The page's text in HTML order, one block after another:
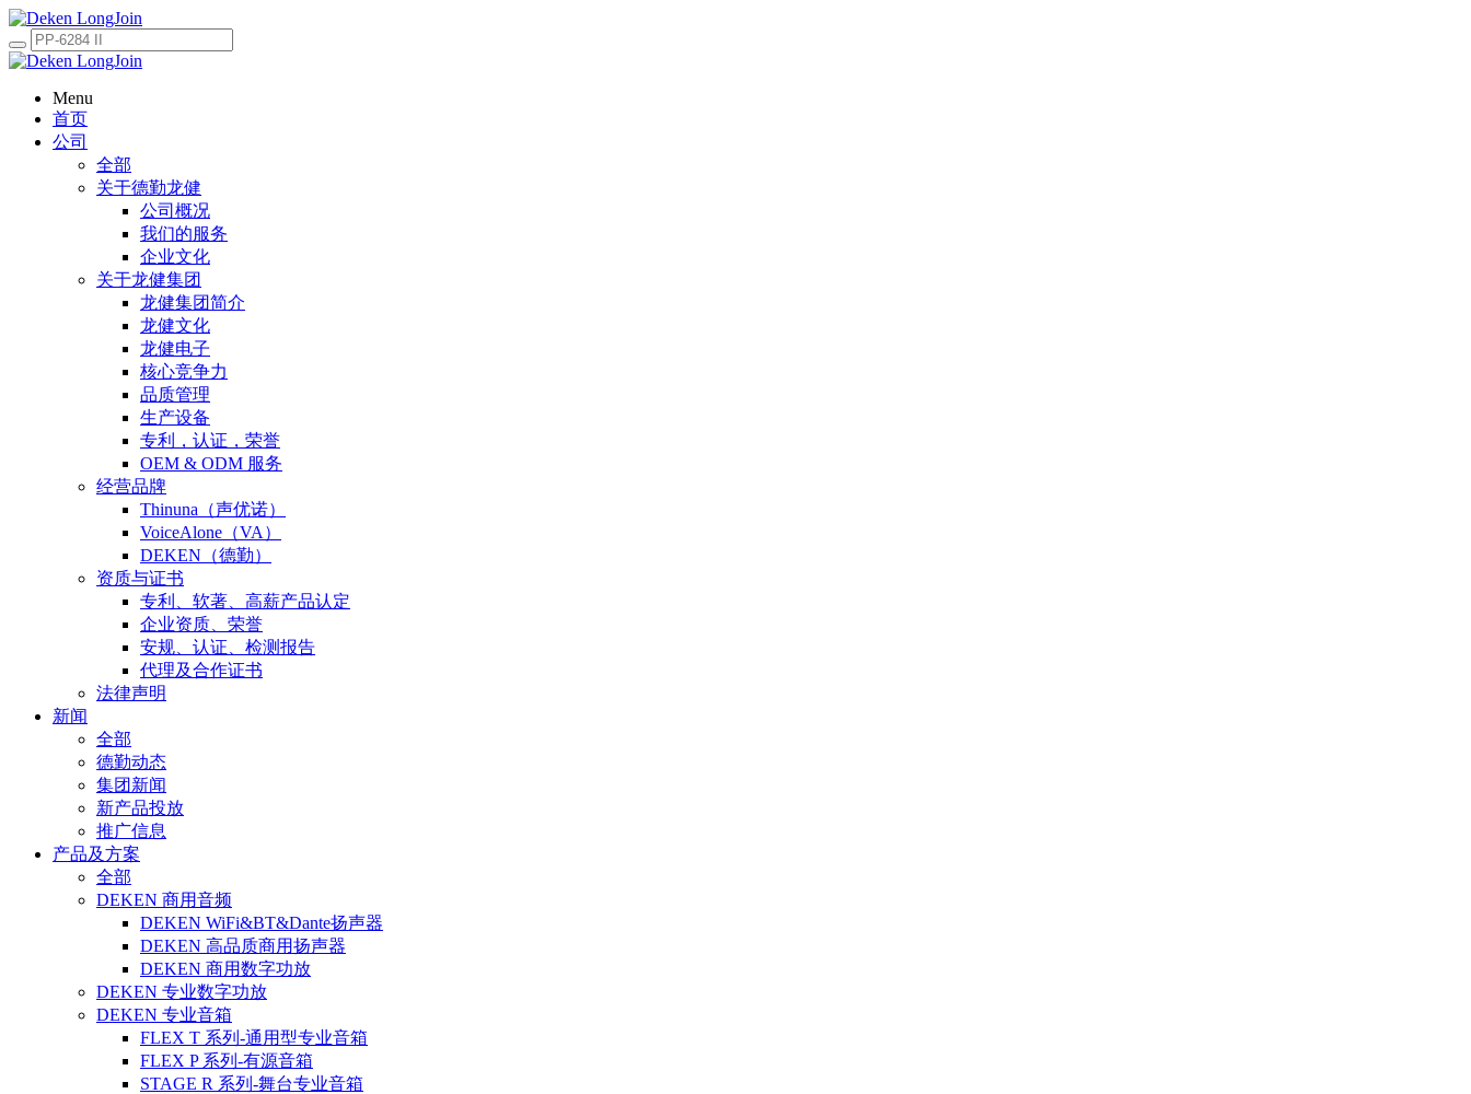
Menu
首页
公司
全部
关于德勤龙健
公司概况
我们的服务
企业文化
关于龙健集团
龙健集团简介
龙健文化
龙健电子
核心竞争力
品质管理
生产设备
专利，认证，荣誉
OEM & ODM 服务
经营品牌
Thinuna（声优诺）
VoiceAlone（VA）
DEKEN（德勤）
资质与证书
专利、软著、高薪产品认定
企业资质、荣誉
安规、认证、检测报告
代理及合作证书
法律声明
新闻
全部
德勤动态
集团新闻
新产品投放
推广信息
产品及方案
全部
DEKEN 商用音频
DEKEN WiFi&BT&Dante扬声器
DEKEN 高品质商用扬声器
DEKEN 商用数字功放
DEKEN 专业数字功放
DEKEN 专业音箱
FLEX T 系列-通用型专业音箱
FLEX P 系列-有源音箱
STAGE R 系列-舞台专业音箱